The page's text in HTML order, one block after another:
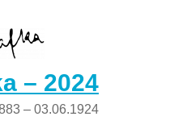
– 2024
– 03.06.1924